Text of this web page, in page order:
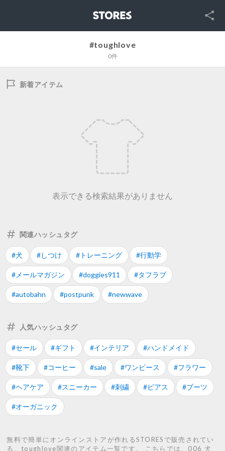
SNS
#toughlove
0件
新着アイテム
表示できる検索結果がありません
関連ハッシュタグ
#犬 #しつけ #トレーニング #行動学
#メールマガジン #doggies911 #タフラブ
#autobahn #postpunk #newwave
人気ハッシュタグ
#セール #ギフト #インテリア #ハンドメイド
#靴下 #コーヒー #sale #ワンピース #フラワー
#ヘアケア #スニーカー #刺繍 #ピアス #ブーツ
#オーガニック
無料で簡単にオンラインストアが作れるSTORESで販売されてい
る、toughlove関連のアイテム一覧です。 こちらでは、006 犬